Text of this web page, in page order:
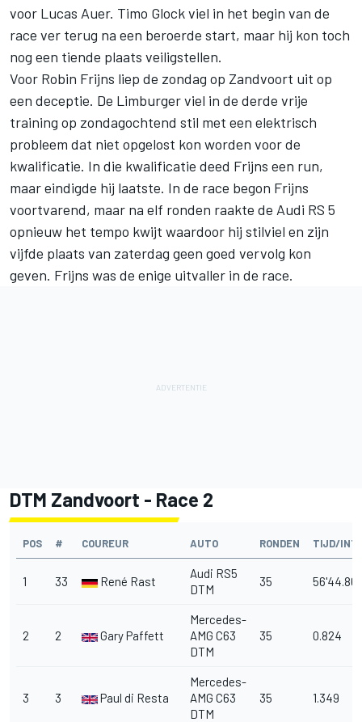
voor Lucas Auer. Timo Glock viel in het begin van de
race ver terug na een beroerde start, maar hij kon toch
nog een tiende plaats veiligstellen.
Voor Robin Frijns liep de zondag op Zandvoort uit op
een deceptie. De Limburger viel in de derde vrije
training op zondagochtend stil met een elektrisch
probleem dat niet opgelost kon worden voor de
kwalificatie. In die kwalificatie deed Frijns een run,
maar eindigde hij laatste. In de race begon Frijns
voortvarend, maar na elf ronden raakte de Audi RS 5
opnieuw het tempo kwijt waardoor hij stilviel en zijn
vijfde plaats van zaterdag geen goed vervolg kon
geven. Frijns was de enige uitvaller in de race.
DTM Zandvoort - Race 2
POS # COUREUR AUTO RONDEN TIJD/
1 33 René Rast
Audi RS5
DTM
35
2 2 Gary Paffett
Mercedes-
AMG C63
DTM
35 0.824
3 3 Paul di Resta
Mercedes-
AMG C63
DTM
35 1.349